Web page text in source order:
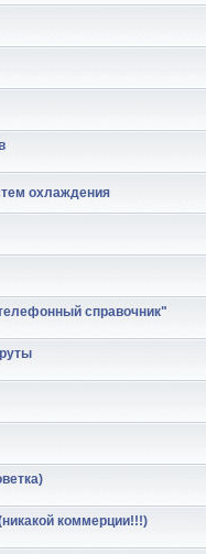
охлаждения
справочник"
коммерции!!!)